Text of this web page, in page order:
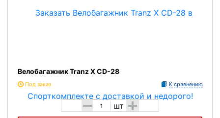
Цвет:серебристый .
Велобагажник Tranz X CD-28
Под заказ К сравнению
- шт +